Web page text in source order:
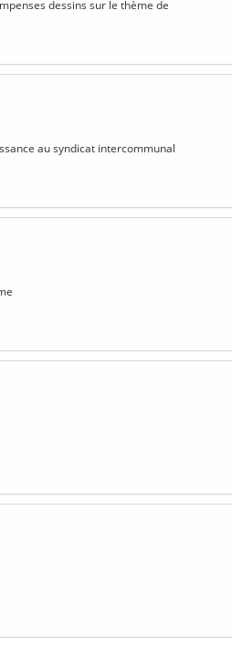
dessins sur le thème de
au syndicat intercommunal